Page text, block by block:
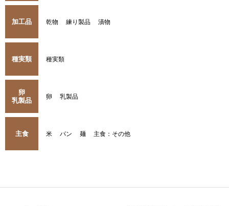
加工品 乾物 練り製品 漬物
種実類 種実類
卵
乳製品
卵 乳製品
主食 米 パン 麺 主食：その他